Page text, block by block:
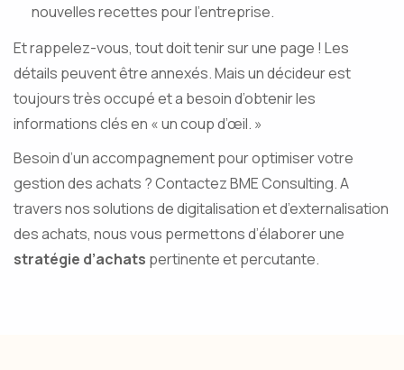
nouvelles recettes pour l’entreprise.
Et rappelez-vous, tout doit tenir sur une page ! Les
détails peuvent être annexés. Mais un décideur est
toujours très occupé et a besoin d’obtenir les
informations clés en « un coup d’œil. »
Besoin d’un accompagnement pour optimiser votre
gestion des achats ? Contactez BME Consulting. A
travers nos solutions de digitalisation et d’externalisation
des achats, nous vous permettons d’élaborer une
stratégie d’achats pertinente et percutante.